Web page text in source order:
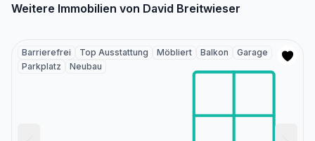
Weitere Immobilien von David Breitwieser
Barrierefrei Top Ausstattung Möbliert Balkon
Garage
Parkplatz
Neubau